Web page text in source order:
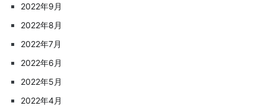
2022年9月
2022年8月
2022年7月
2022年6月
2022年5月
2022年4月